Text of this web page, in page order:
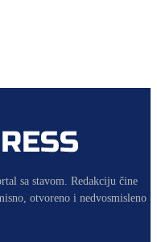
sa stavom. Redakciju čine
otvoreno i nedvosmisleno